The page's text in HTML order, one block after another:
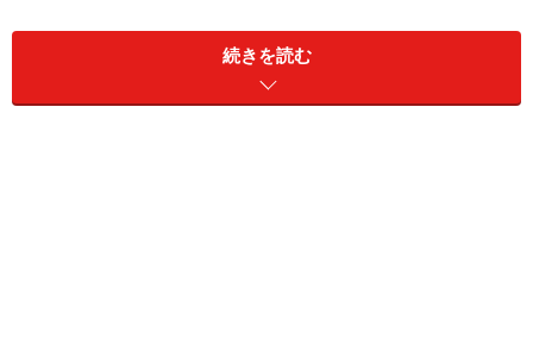
スッキリと飲みやすいベルジャン・ホワイトは1杯目に
お勧め。文字通りホワイト・ビール＝白濁したビールで
す。ヒューガルデン ホワイトは日本で一番売れているベ
続きを読む